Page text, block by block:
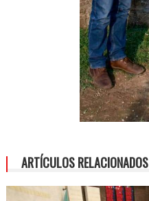
ARTÍCULOS RELACIONADOS